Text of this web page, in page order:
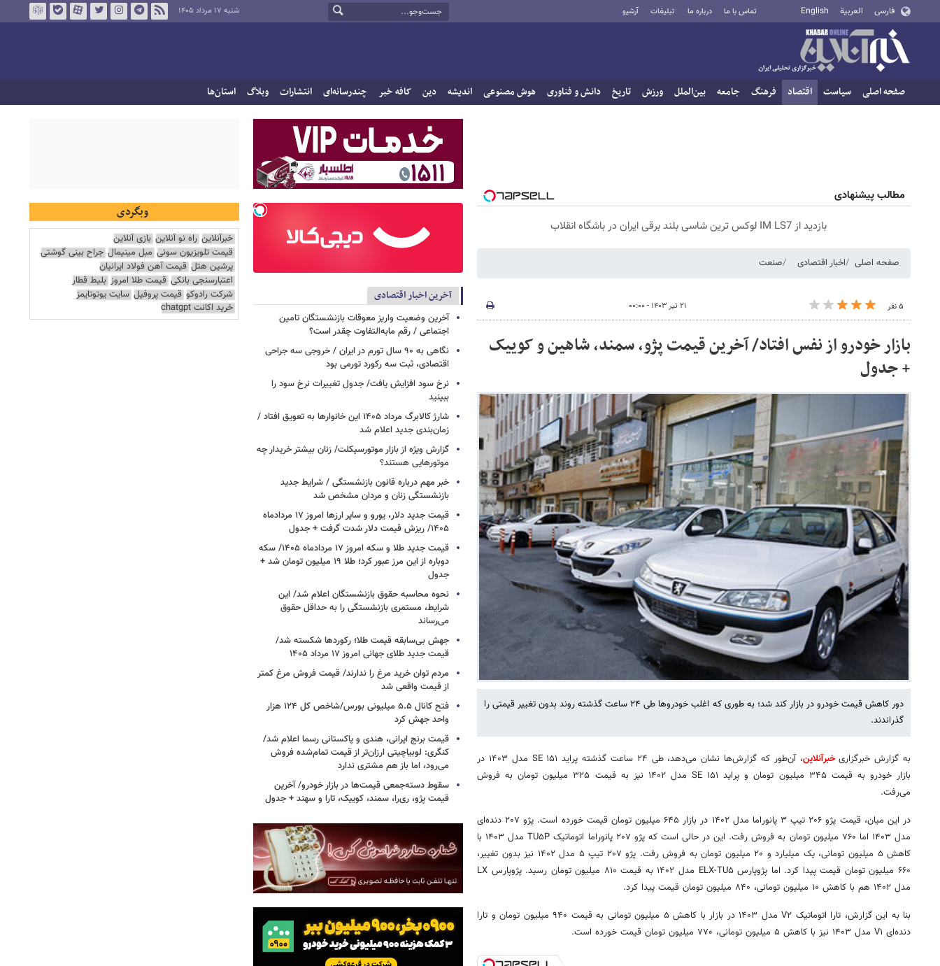
فارسی العربية English تماس با ما درباره ما تبلیغات آرشیو شنبه ۱۷ مرداد ۱۴۰۵
صفحه اصلی سیاست اقتصاد فرهنگ جامعه بین‌الملل ورزش تاریخ دانش و فناوری هوش مصنوعی اندیشه دین کافه خبر چندرسانه‌ای انتشارات وبلاگ استان‌ها
مطالب پیشنهادی
بازدید از IM LS7 لوکس ترین شاسی بلند برقی ایران در باشگاه انقلاب
صفحه اصلی اخبار اقتصادی صنعت
۵ نفر ۲۱ تیر ۱۴۰۳ - ۰۰:۰۰
بازار خودرو از نفس افتاد/ آخرین قیمت پژو، سمند، شاهین و کوییک
+ جدول
دور کاهش قیمت خودرو در بازار کند شد؛ به طوری که اغلب خودروها طی ۲۴ ساعت گذشته روند بدون تغییر قیمتی را
گذراندند.
به گزارش خبرگزاریخبرآنلاین
، آن‌طور که گزارش‌ها نشان می‌دهد، طی ۲۴ ساعت گذشته پراید ۱۵۱ SE مدل ۱۴۰۳ در
بازار خودرو به قیمت ۳۴۵ میلیون تومان و پراید ۱۵۱ SE مدل ۱۴۰۲ نیز به قیمت ۳۲۵ میلیون تومان به فروش
می‌رفت.
در این میان، قیمت پژو ۲۰۶ تیپ ۳ پانوراما مدل ۱۴۰۲ در بازار ۶۴۵ میلیون تومان قیمت خورده است. پژو ۲۰۷ دنده‌ای
مدل ۱۴۰۳ اما ۷۶۰ میلیون تومان به فروش رفت. این در حالی است که پژو ۲۰۷ پانوراما اتوماتیک TU۵P مدل ۱۴۰۳ با
کاهش ۵ میلیون تومانی، یک میلیارد و ۲۰ میلیون تومان به فروش رفت. پژو ۲۰۷ تیپ ۵ مدل ۱۴۰۲ نیز بدون تغییر،
۶۶۰ میلیون تومان قیمت پیدا کرد. اما پژوپارس ELX-TU۵ مدل ۱۴۰۲ به قیمت ۸۱۰ میلیون تومان رسید. پژوپارس LX
مدل ۱۴۰۲ هم با کاهش ۱۰ میلیون تومانی، ۸۴۰ میلیون تومان قیمت پیدا کرد.
بنا به این گزارش، تارا اتوماتیک V۲ مدل ۱۴۰۳ در بازار با کاهش ۵ میلیون تومانی به قیمت ۹۴۰ میلیون تومان و تارا
دنده‌ای V۱ مدل ۱۴۰۳ نیز با کاهش ۵ میلیون تومانی، ۷۷۰ میلیون تومان قیمت خورده است.
آخرین اخبار اقتصادی
آخرین وضعیت واریز معوقات بازنشستگان تامین
اجتماعی / رقم مابه‌التفاوت چقدر است؟
نگاهی به ۹۰ سال تورم در ایران / خروجی سه جراحی
اقتصادی، ثبت سه رکورد تورمی بود
نرخ سود افزایش یافت/ جدول تغییرات نرخ سود را
ببینید
شارژ کالابرگ مرداد ۱۴۰۵ این خانوارها به تعویق افتاد /
زمان‌بندی جدید اعلام شد
گزارش ویژه از بازار موتورسیکلت/ زنان بیشتر خریدار چه
موتورهایی هستند؟
خبر مهم درباره قانون بازنشستگی / شرایط جدید
بازنشستگی زنان و مردان مشخص شد
قیمت جدید دلار، یورو و سایر ارزها امروز ۱۷ مردادماه
۱۴۰۵/ ریزش قیمت دلار شدت گرفت + جدول
قیمت جدید طلا و سکه امروز ۱۷ مردادماه ۱۴۰۵/ سکه
دوباره از این مرز عبور کرد؛ طلا ۱۹ میلیون تومان شد +
جدول
نحوه محاسبه حقوق بازنشستگان اعلام شد/ این
شرایط، مستمری بازنشستگی را به حداقل حقوق
می‌رساند
جهش بی‌سابقه قیمت طلا؛ رکوردها شکسته شد/
قیمت جدید طلای جهانی امروز ۱۷ مرداد ۱۴۰۵
مردم توان خرید مرغ را ندارند/ قیمت فروش مرغ کمتر
از قیمت واقعی شد
فتح کانال ۵.۵ میلیونی بورس/شاخص کل ۱۲۴ هزار
واحد جهش کرد
قیمت برنج ایرانی، هندی و پاکستانی رسما اعلام شد/
کنگری: لوبیاچیتی ارزان‌تر از قیمت تمام‌شده فروش
می‌رود، اما باز هم مشتری ندارد
سقوط دسته‌جمعی قیمت‌ها در بازار خودرو/ آخرین
قیمت پژو، ری‌را، سمند، کوییک، تارا و سهند + جدول
وبگردی
خبرآنلاین راه نو آنلاین بازی آنلاین
قیمت تلویزیون سونی مبل مینیمال جراح بینی گوشتی
پرشین هتل قیمت آهن فولاد ایرانیان
اعتبارسنجی بانکی قیمت طلا امروز بلیط قطار
شرکت رادوکو قیمت پروفیل سایت یوتوتایمز
خرید اکانت chatgpt